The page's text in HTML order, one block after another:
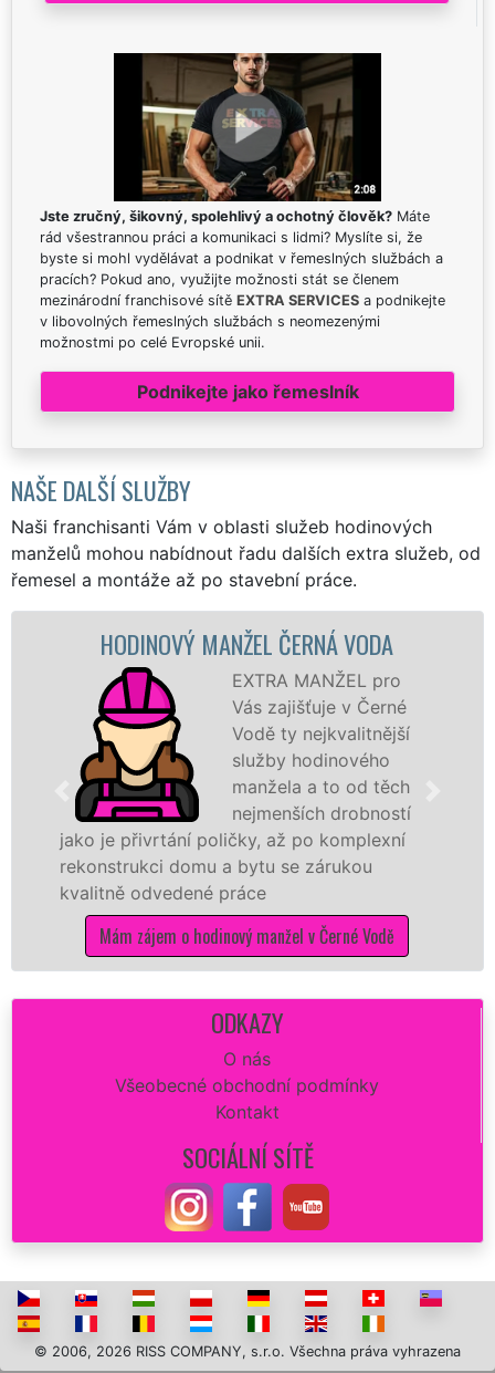
Jste zručný, šikovný, spolehlivý a ochotný člověk? Máte
rád všestrannou práci a komunikaci s lidmi? Myslíte si, že
byste si mohl vydělávat a podnikat v řemeslných službách a
pracích? Pokud ano, využijte možnosti stát se členem
mezinárodní franchisové sítě EXTRA SERVICES a podnikejte
v libovolných řemeslných službách s neomezenými
možnostmi po celé Evropské unii.
Podnikejte jako řemeslník
NAŠE DALŠÍ SLUŽBY
Naši franchisanti Vám v oblasti služeb hodinových
manželů mohou nabídnout řadu dalších extra služeb, od
řemesel a montáže až po stavební práce.
HODINOVÝ MANŽEL ČERNÁ VODA
EXTRA MANŽEL pro
Vás zajišťuje v Černé
Vodě ty nejkvalitnější
služby hodinového
manžela a to od těch
nejmenších drobností
je přivrtání poličky, až po komplexní
domu a bytu se zárukou
odvedené práce
Mám zájem o hodinový manžel v Černé Vodě
ODKAZY
O nás
Všeobecné obchodní podmínky
Kontakt
SOCIÁLNÍ SÍTĚ